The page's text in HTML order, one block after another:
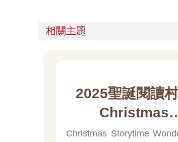
相關主題
2025聖誕閱讀村
Christmas
Storytime
Christmas Storytime